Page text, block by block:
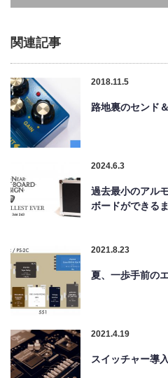
関連記事
2018.11.5
路地裏のセンド
2024.6.3
過去最小のアル
ボードができる
2021.8.23
夏、一歩手前の
2021.4.19
スイッチャー導